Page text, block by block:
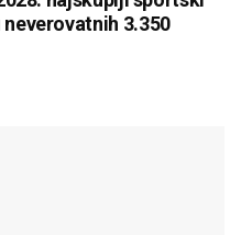
3.350